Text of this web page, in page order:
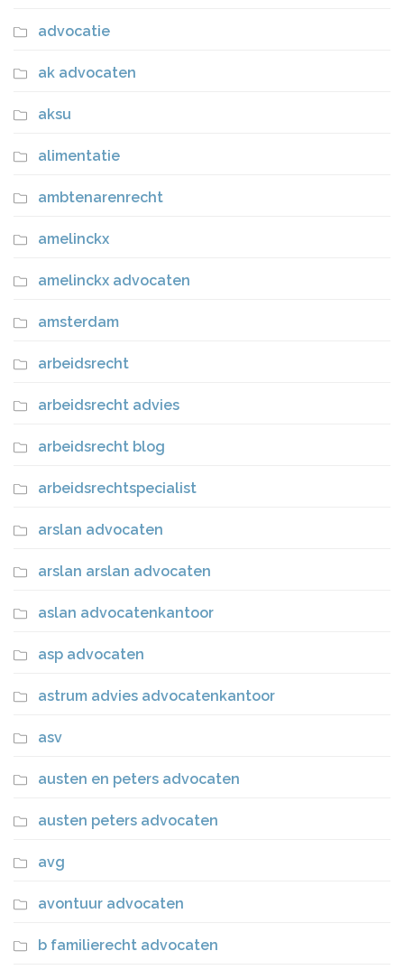
advocatie
ak advocaten
aksu
alimentatie
ambtenarenrecht
amelinckx
amelinckx advocaten
amsterdam
arbeidsrecht
arbeidsrecht advies
arbeidsrecht blog
arbeidsrechtspecialist
arslan advocaten
arslan arslan advocaten
aslan advocatenkantoor
asp advocaten
astrum advies advocatenkantoor
asv
austen en peters advocaten
austen peters advocaten
avg
avontuur advocaten
b familierecht advocaten